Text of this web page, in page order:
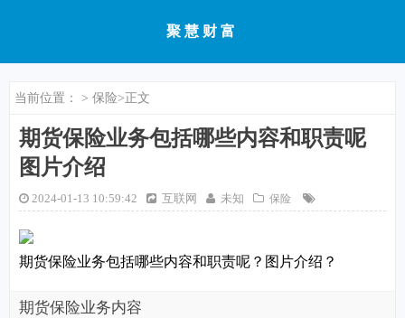
聚慧财富
当前位置： > 保险>正文
期货保险业务包括哪些内容和职责呢
图片介绍
2024-01-13 10:59:42 互联网 未知 保险
期货保险业务包括哪些内容和职责呢？图片介绍？
期货保险业务内容